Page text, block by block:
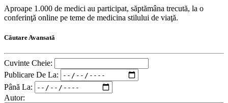
Aproape 1.000 de medici au participat, săptămâna trecută, la o
conferinţă online pe teme de medicina stilului de viaţă.
Căutare Avansată
Cuvinte Cheie:
Publicare De La:
Până La:
Autor: